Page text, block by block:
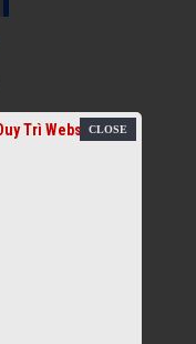
Trì Website